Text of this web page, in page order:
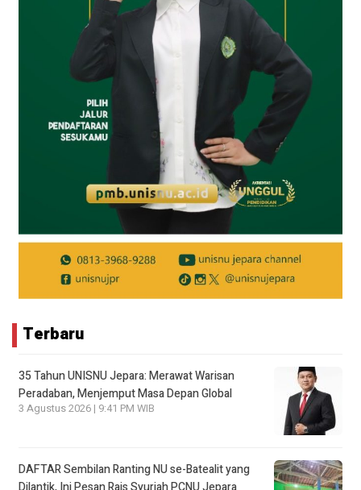
Terbaru
35 Tahun UNISNU Jepara: Merawat Warisan
Peradaban, Menjemput Masa Depan Global
3 Agustus 2026 | 9:41 PM WIB
DAFTAR Sembilan Ranting NU se-Batealit yang